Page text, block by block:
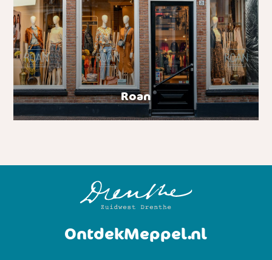
Roan
OntdekMeppel.nl